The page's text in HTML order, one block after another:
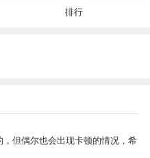
排行
但偶尔也会出现卡顿的情况，希